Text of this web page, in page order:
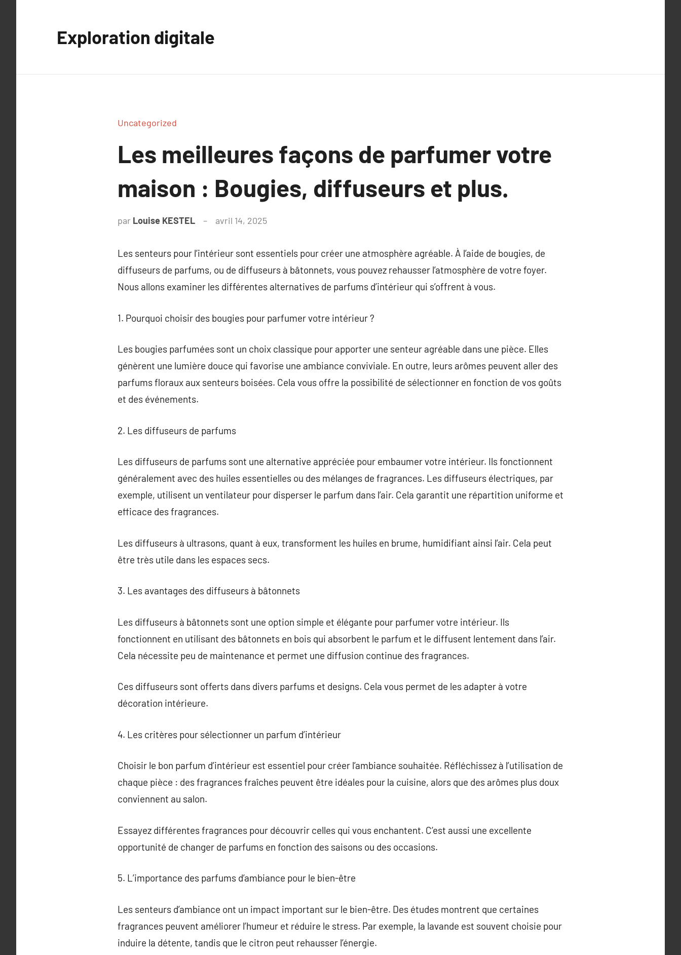
Exploration digitale
Uncategorized
Les meilleures façons de parfumer votre
maison : Bougies, diffuseurs et plus.
par Louise KESTEL avril 14, 2025
Les senteurs pour l’intérieur sont essentiels pour créer une atmosphère agréable. À l’aide de bougies, de
diffuseurs de parfums, ou de diffuseurs à bâtonnets, vous pouvez rehausser l’atmosphère de votre foyer.
Nous allons examiner les différentes alternatives de parfums d’intérieur qui s’offrent à vous.
1. Pourquoi choisir des bougies pour parfumer votre intérieur ?
Les bougies parfumées sont un choix classique pour apporter une senteur agréable dans une pièce. Elles
génèrent une lumière douce qui favorise une ambiance conviviale. En outre, leurs arômes peuvent aller des
parfums floraux aux senteurs boisées. Cela vous offre la possibilité de sélectionner en fonction de vos goûts
et des événements.
2. Les diffuseurs de parfums
Les diffuseurs de parfums sont une alternative appréciée pour embaumer votre intérieur. Ils fonctionnent
généralement avec des huiles essentielles ou des mélanges de fragrances. Les diffuseurs électriques, par
exemple, utilisent un ventilateur pour disperser le parfum dans l’air. Cela garantit une répartition uniforme et
efficace des fragrances.
Les diffuseurs à ultrasons, quant à eux, transforment les huiles en brume, humidifiant ainsi l’air. Cela peut
être très utile dans les espaces secs.
3. Les avantages des diffuseurs à bâtonnets
Les diffuseurs à bâtonnets sont une option simple et élégante pour parfumer votre intérieur. Ils
fonctionnent en utilisant des bâtonnets en bois qui absorbent le parfum et le diffusent lentement dans l’air.
Cela nécessite peu de maintenance et permet une diffusion continue des fragrances.
Ces diffuseurs sont offerts dans divers parfums et designs. Cela vous permet de les adapter à votre
décoration intérieure.
4. Les critères pour sélectionner un parfum d’intérieur
Choisir le bon parfum d’intérieur est essentiel pour créer l’ambiance souhaitée. Réfléchissez à l’utilisation de
chaque pièce : des fragrances fraîches peuvent être idéales pour la cuisine, alors que des arômes plus doux
conviennent au salon.
Essayez différentes fragrances pour découvrir celles qui vous enchantent. C’est aussi une excellente
opportunité de changer de parfums en fonction des saisons ou des occasions.
5. L’importance des parfums d’ambiance pour le bien-être
Les senteurs d’ambiance ont un impact important sur le bien-être. Des études montrent que certaines
fragrances peuvent améliorer l’humeur et réduire le stress. Par exemple, la lavande est souvent choisie pour
induire la détente, tandis que le citron peut rehausser l’énergie.